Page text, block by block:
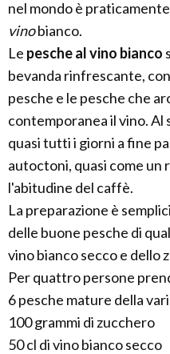
nel mondo è
vinobianco.
Le pesche al vino bianco
bevanda rinfrescante,
pesche e le pesche che
contemporanea il vino. Al
quasi tutti i giorni a fine
autoctoni, quasi come un
l'abitudine del caffè.
La preparazione è
delle buone pesche di
vino bianco secco e dello
Per quattro persone
6 pesche mature della
100 grammi di zucchero
50 cl di vino bianco secco